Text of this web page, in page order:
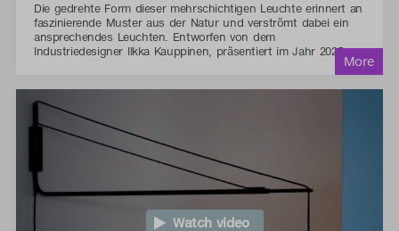
Die gedrehte Form dieser mehrschichtigen Leuchte erinnert an
faszinierende Muster aus der Natur und verströmt dabei ein
ansprechendes Leuchten. Entworfen von dem
Industriedesigner Ilkka Kauppinen, präsentiert im Jahr 2025.
Watch video